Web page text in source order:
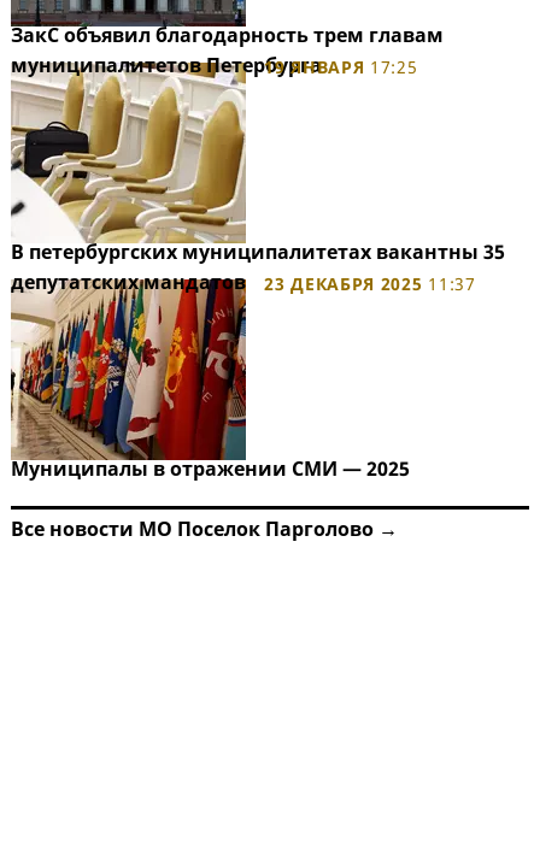
ЗакС объявил благодарность трем главам
муниципалитетов Петербурга
19 ЯНВАРЯ 17:25
В петербургских муниципалитетах вакантны 35
депутатских мандатов
23 ДЕКАБРЯ 2025 11:37
Муниципалы в отражении СМИ — 2025
Все новости МО Поселок Парголово →